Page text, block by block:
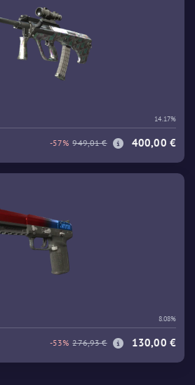
14.17%
-57% 949,01 € 400,00 €
8.08%
-53% 276,93 € 130,00 €